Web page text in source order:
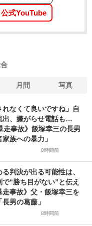
公式YouTube
月間 写真
れなくて良いですね」自
出、嫌がらせ電話も…
走事故》飯塚幸三の長男
族への暴力」
8時間前
る判決が出る可能性は、
“勝ち目がない”と伝え
事故》父・飯塚幸三を
男の葛藤」
8時間前